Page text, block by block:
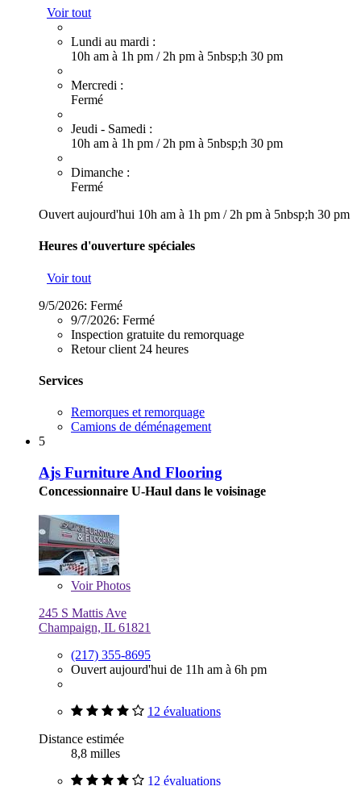
Voir tout
Lundi au mardi :
10h am à 1h pm / 2h pm à 5nbsp;h 30 pm
Mercredi :
Fermé
Jeudi - Samedi :
10h am à 1h pm / 2h pm à 5nbsp;h 30 pm
Dimanche :
Fermé
Ouvert aujourd'hui 10h am à 1h pm / 2h pm à 5nbsp;h 30 pm
Heures d'ouverture spéciales
Voir tout
9/5/2026: Fermé
9/7/2026: Fermé
Inspection gratuite du remorquage
Retour client 24 heures
Services
Remorques et remorquage
Camions de déménagement
5
Ajs Furniture And Flooring
Concessionnaire U-Haul dans le voisinage
VoirPhotos
245 S Mattis Ave
Champaign, IL 61821
(217) 355-8695
Ouvert aujourd'hui de 11h am à 6h pm
12 évaluations
Distance estimée
8,8 milles
12 évaluations